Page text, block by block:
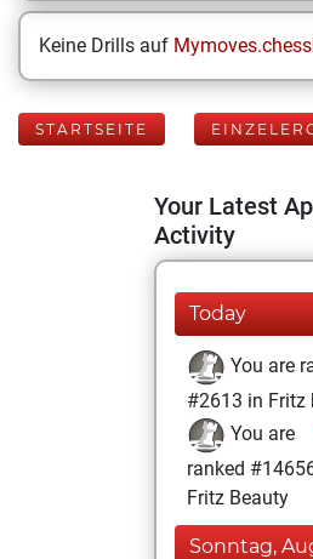
Keine Drills auf
STARTSEITE
Your Latest
Activity
Today
You are
#2613 in Fritz
You are
ranked
Fritz Beauty
Sonntag,